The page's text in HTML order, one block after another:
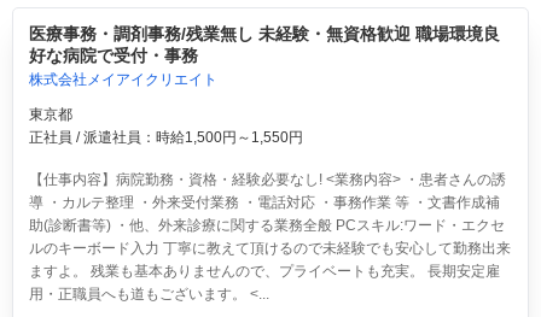
医療事務・調剤事務/残業無し 未経験・無資格歓迎 職場環境良
好な病院で受付・事務
株式会社メイアイクリエイト
東京都
正社員 / 派遣社員：時給1,500円～1,550円
【仕事内容】病院勤務・資格・経験必要なし! <業務内容> ・患者さんの誘
導 ・カルテ整理 ・外来受付業務 ・電話対応 ・事務作業 等 ・文書作成補
助(診断書等) ・他、外来診療に関する業務全般 PCスキル:ワード・エクセ
ルのキーボード入力 丁寧に教えて頂けるので未経験でも安心して勤務出来
ますよ。 残業も基本ありませんので、プライベートも充実。 長期安定雇
用・正職員へも道もございます。 <...